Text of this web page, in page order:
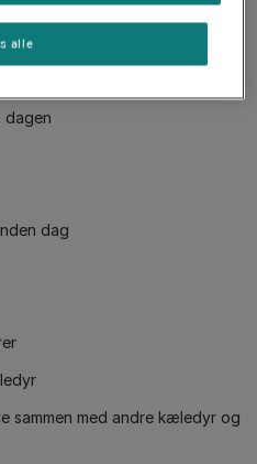
erfaring
dagen
dag
sammen med andre kæledyr og
alle